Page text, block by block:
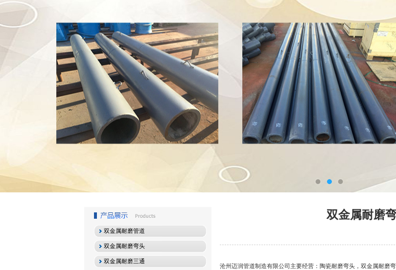
1 2
双金属耐磨管道
双金属耐磨弯头
双金属耐磨三通
双金属耐磨
沧州迈润管道制造有限公司主要经营：陶瓷耐磨弯头，双金属耐磨